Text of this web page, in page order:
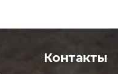
Контакты